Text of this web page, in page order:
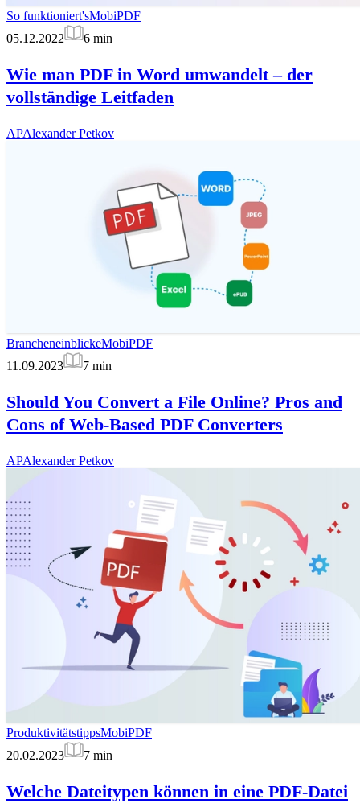
So funktioniert'sMobiPDF
05.12.2022
6 min
Wie man PDF in Word umwandelt – der
vollständige Leitfaden
APAlexander Petkov
BrancheneinblickeMobiPDF
11.09.2023
7 min
Should You Convert a File Online? Pros and
Cons of Web-Based PDF Converters
APAlexander Petkov
ProduktivitätstippsMobiPDF
20.02.2023
7 min
Welche Dateitypen können in eine PDF-Datei